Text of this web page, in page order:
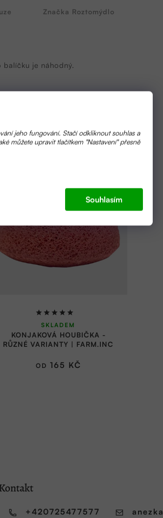
jeho fungování. Stačí odkliknout souhlas a
můžete upravit tlačítkem "Nastavení" přesně
Souhlasím
Značka Roztomýdlo
je náhodný.
KONJAKOVÁ HOUBIČKA -
RŮZNÉ VARIANTY | FARM.INC
Průměrné
hodnocení
produktu
5,0
SKLADEM
OD 165 KČ
anezka
+420725477577